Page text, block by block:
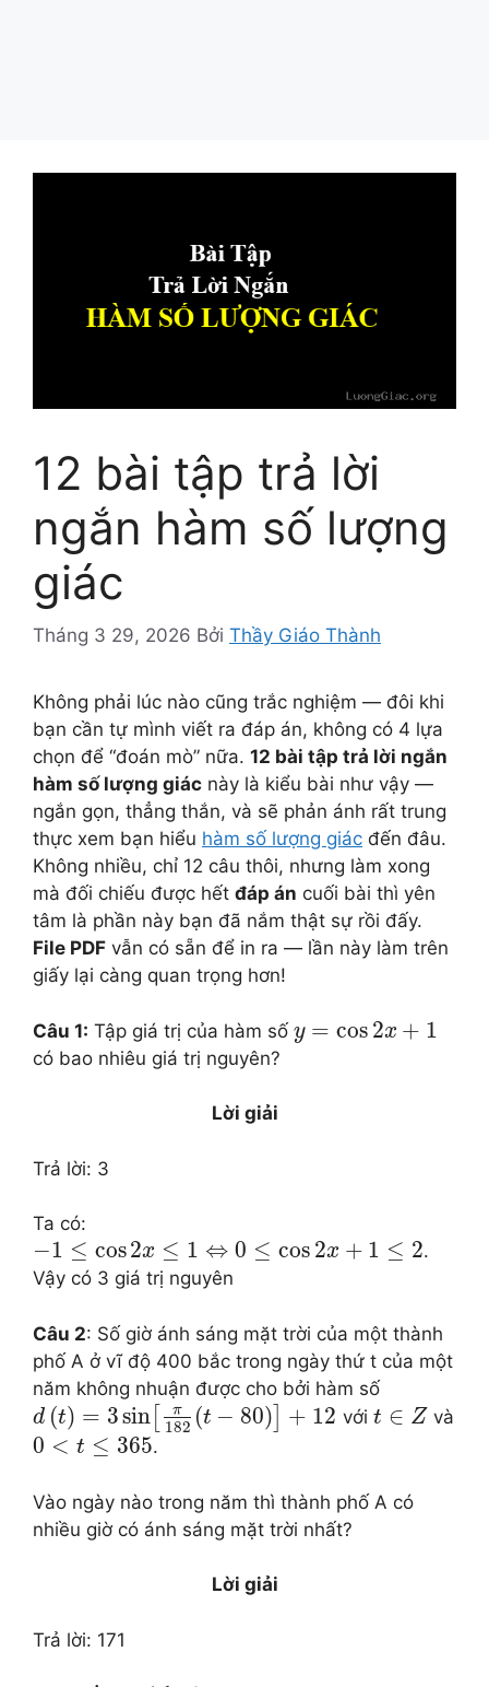
12 bài tập trả lời
ngắn hàm số lượng
giác
Tháng 3 29, 2026 Bởi Thầy Giáo Thành
Không phải lúc nào cũng trắc nghiệm — đôi khi
bạn cần tự mình viết ra đáp án, không có 4 lựa
chọn để “đoán mò” nữa. 12 bài tập trả lời ngắn
hàm số lượng giác này là kiểu bài như vậy —
ngắn gọn, thẳng thắn, và sẽ phản ánh rất trung
thực xem bạn hiểu hàm số lượng giác đến đâu.
Không nhiều, chỉ 12 câu thôi, nhưng làm xong
mà đối chiếu được hết đáp án cuối bài thì yên
tâm là phần này bạn đã nắm thật sự rồi đấy.
File PDF vẫn có sẵn để in ra — lần này làm trên
giấy lại càng quan trọng hơn!
Câu 1: Tập giá trị của hàm số y = cos 2x + 1
có bao nhiêu giá trị nguyên?
Lời giải
Trả lời: 3
Ta có:
−1 ≤ cos2x ≤ 1 ⇔ 0 ≤ cos 2x + 1 ≤ 2.
Vậy có 3 giá trị nguyên
Câu 2: Số giờ ánh sáng mặt trời của một thành
phố A ở vĩ độ 400 bắc trong ngày thứ t của một
năm không nhuận được cho bởi hàm số
d (t) = 3sin π
182 (t − 80) + 12 với t ∈ Z và
0 < t ≤ 365.
Vào ngày nào trong năm thì thành phố A có
nhiều giờ có ánh sáng mặt trời nhất?
Lời giải
Trả lời: 171